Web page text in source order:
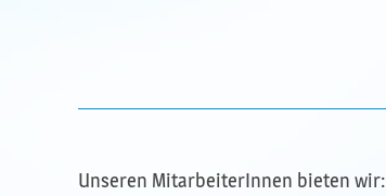
Unseren MitarbeiterInnen bieten wir: